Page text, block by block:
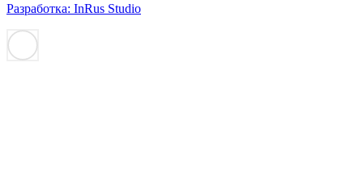
Разработка: InRus Studio